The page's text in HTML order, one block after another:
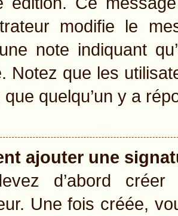
modifie le
note indiquant
Notez que les
quelqu’un y a
ajouter une
d’abord
Une fois créée,